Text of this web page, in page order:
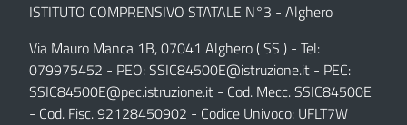
ISTITUTO COMPRENSIVO STATALE N°3 - Alghero
Via Mauro Manca 1B, 07041 Alghero ( SS ) - Tel:
079975452 - PEO:SSIC84500E@istruzione.it - PEC:
SSIC84500E@pec.istruzione.it - Cod. Mecc. SSIC84500E
- Cod. Fisc. 92128450902 - Codice Univoco: UFLT7W